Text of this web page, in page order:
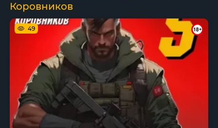
Коровников
49